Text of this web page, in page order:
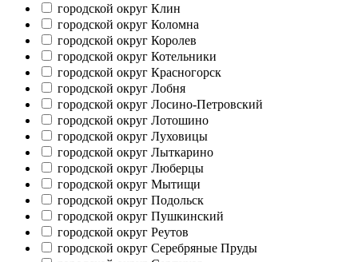
городской округ Клин
городской округ Коломна
городской округ Королев
городской округ Котельники
городской округ Красногорск
городской округ Лобня
городской округ Лосино-Петровский
городской округ Лотошино
городской округ Луховицы
городской округ Лыткарино
городской округ Люберцы
городской округ Мытищи
городской округ Подольск
городской округ Пушкинский
городской округ Реутов
городской округ Серебряные Пруды